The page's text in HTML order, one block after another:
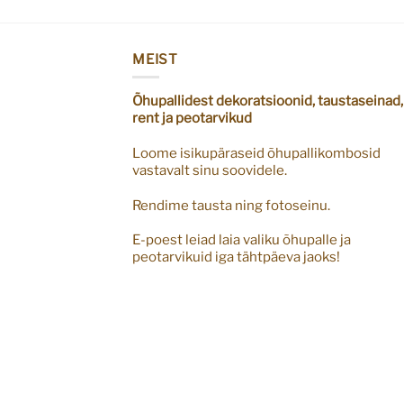
MEIST
Õhupallidest dekoratsioonid, taustaseinad,
rent ja peotarvikud
Loome isikupäraseid õhupallikombosid
vastavalt sinu soovidele.
Rendime tausta ning fotoseinu.
E-poest leiad laia valiku õhupalle ja
peotarvikuid iga tähtpäeva jaoks!